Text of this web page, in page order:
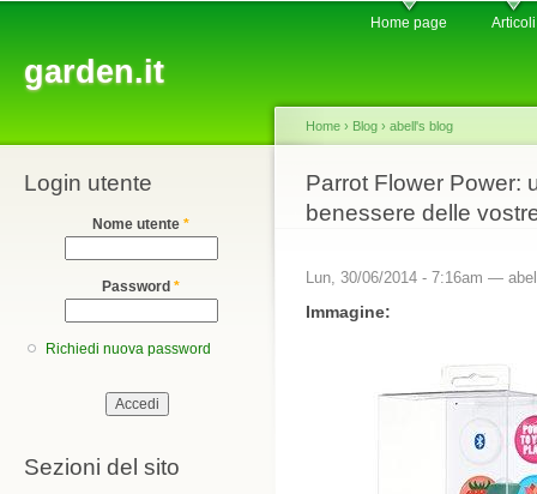
garden.it
Home page Articoli
Login utente
Nome utente *
Password *
Richiedi nuova password
Sezioni del sito
You are here
Home › Blog › abell's blog
Parrot Flower Power:
benessere delle
Lun, 30/06/2014 - 7:16am —
Immagine: